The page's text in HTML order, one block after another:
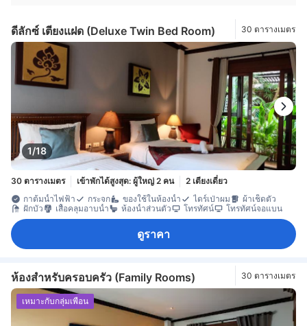
ดีลักซ์ เตียงแฝด (Deluxe Twin Bed Room) 30 ตารางเมตร
1/18
30 ตารางเมตร เข้าพักได้สูงสุด: ผู้ใหญ่ 2 คน
2 เตียงเดี่ยว
กาต้มน้ำไฟฟ้า
กระจก ของใช้ในห้องน้ำ ไดร์เป่าผม
ผ้าเช็ดตัว
ฝักบัว
เสื้อคลุมอาบน้ำ ห้องน้ำส่วนตัว โทรทัศน์ โทรทัศน์จอแบน
ดูราคา
ห้องสำหรับครอบครัว (Family Rooms) 30 ตารางเมตร
เหมาะกับกลุ่มเพื่อน